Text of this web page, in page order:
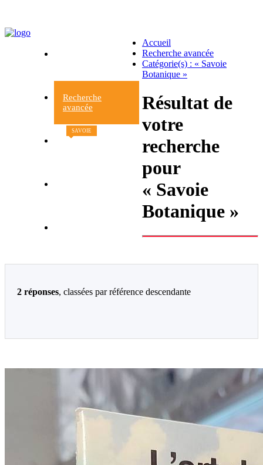
Recherche
avancée
Nouveaux
SAVOIE
Accueil
Recherche avancée
Catégorie(s) : « Savoie
Botanique »
Résultat de
votre
recherche
pour
« Savoie
Botanique »
2 réponses, classées par référence descendante